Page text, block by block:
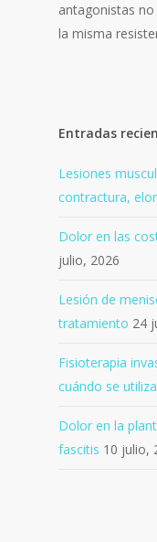
antagonistas
la misma
Entradas
Lesiones
contractura,
Dolor en las
julio, 2026
Lesión de
tratamiento 24
Fisioterapia
cuándo se utiliza
Dolor en la
fascitis 10 julio,